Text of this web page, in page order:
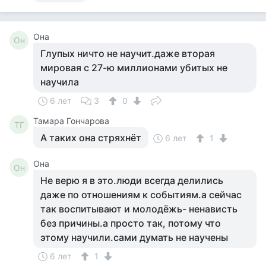
Он Она
Глупых ничто не научит.даже вторая
мировая с 27-ю миллионами убитых не
научила
6 лет 3 0
ТГ Тамара Гончарова
А таких она стряхнёт 6 лет 1
Он Она
Не верю я в это.люди всегда делились
даже по отношениям к событиям.а сейчас
так воспитывают и молодёжь- ненависть
без причины.а просто так, потому что
этому научили.сами думать не научены
6 лет 1